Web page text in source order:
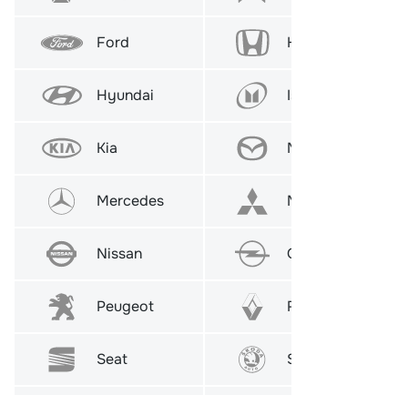
Ford Honda
Hyundai Isuzu
Kia Mazda
Mercedes Mitsubishi
Nissan Opel
Peugeot Renault
Seat Skoda